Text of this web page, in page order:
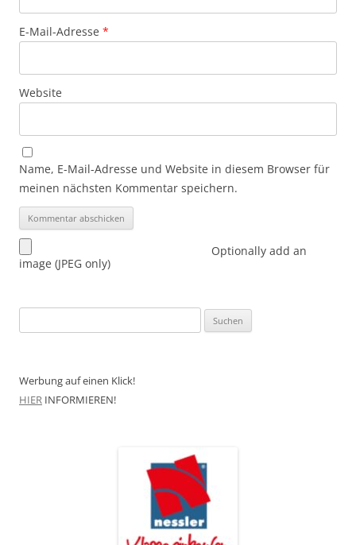
E-Mail-Adresse *
Website
Name, E-Mail-Adresse und Website in diesem Browser für
meinen nächsten Kommentar speichern.
Optionally add an
image (JPEG only)
nach:
Werbung auf einen Klick!
HIER INFORMIEREN!